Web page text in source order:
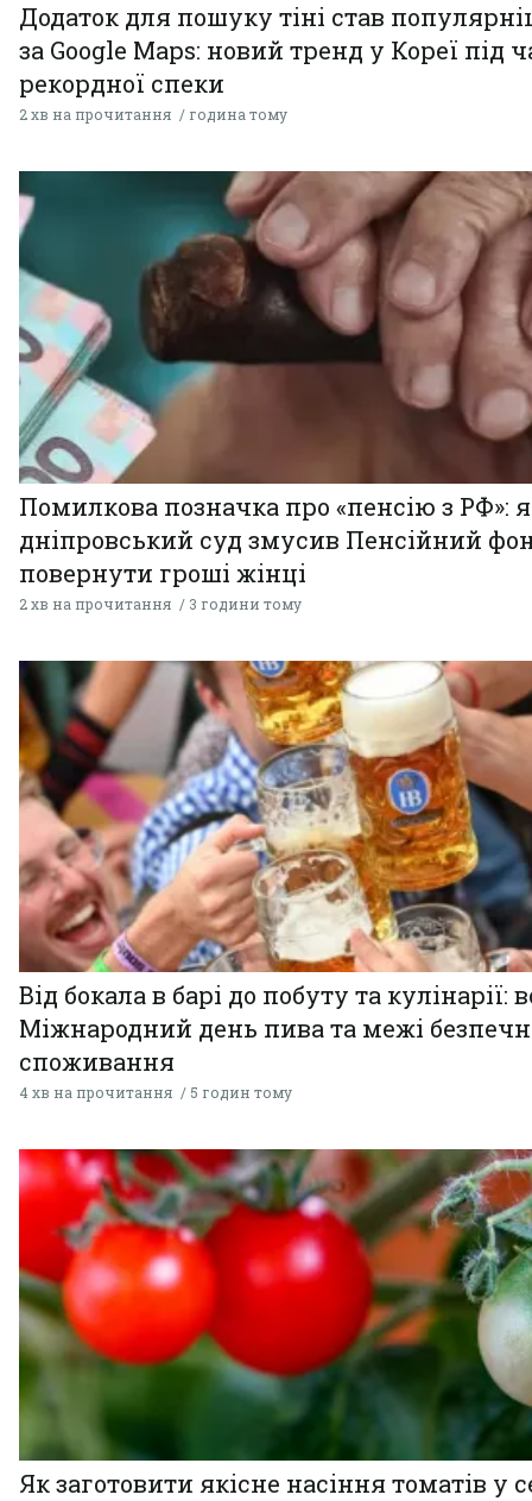
Додаток для пошуку тіні став
за Google Maps: новий тренд у Кореї під
рекордної спеки
2 хв на прочитання година тому
Помилкова позначка про «пенсію з РФ»:
дніпровський суд змусив Пенсійний
повернути гроші жінці
2 хв на прочитання 3 години тому
Від бокала в барі до побуту та кулінарії:
Міжнародний день пива та межі
споживання
4 хв на прочитання 5 годин тому
Як заготовити якісне насіння томатів у